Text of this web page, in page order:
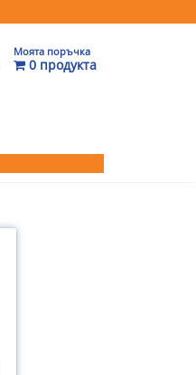
Моята поръчка
0 продукта